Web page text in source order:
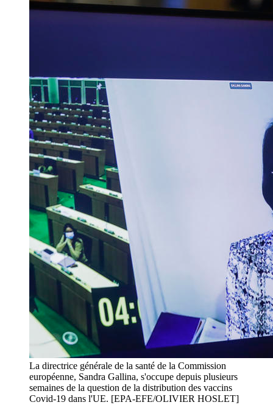
La directrice générale de la santé de la Commission
européenne, Sandra Gallina, s'occupe depuis plusieurs
semaines de la question de la distribution des vaccins
Covid-19 dans l'UE. [EPA-EFE/OLIVIER HOSLET]